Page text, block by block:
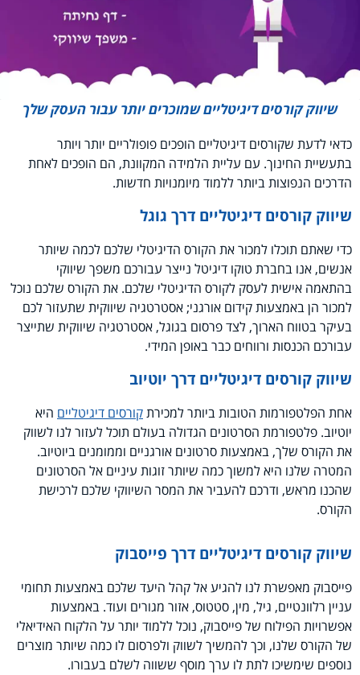
שיווק קורסים דיגיטליים שמוכרים יותר עבור העסק שלך
כדאי לדעת שקורסים דיגיטליים הופכים פופולריים יותר ויותר
בתעשיית החינוך. עם עליית הלמידה המקוונת, הם הופכים לאחת
הדרכים הנפוצות ביותר ללמוד מיומנויות חדשות.
שיווק קורסים דיגיטליים דרך גוגל
כדי שאתם תוכלו למכור את הקורס הדיגיטלי שלכם לכמה שיותר
אנשים, אנו בחברת טוקו דיגיטל נייצר עבורכם משפך שיווקי
בהתאמה אישית לעסק לקורס הדיגיטלי שלכם. את הקורס שלכם נוכל
למכור הן באמצעות קידום אורגני; אסטרטגיה שיווקית שתעזור לכם
בעיקר בטווח הארוך, לצד פרסום בגוגל, אסטרטגיה שיווקית שתייצר
עבורכם הכנסות ורווחים כבר באופן המידי.
שיווק קורסים דיגיטליים דרך יוטיוב
אחת הפלטפורמות הטובות ביותר למכירתקורסים דיגיטלייםהיא
יוטיוב. פלטפורמת הסרטונים הגדולה בעולם תוכל לעזור לנו לשווק
את הקורס שלך, באמצעות סרטונים אורגניים וממומנים ביוטיוב.
המטרה שלנו היא למשוך כמה שיותר זוגות עיניים אל הסרטונים
שהכנו מראש, ודרכם להעביר את המסר השיווקי שלכם לרכישת
הקורס.
שיווק קורסים דיגיטליים דרך פייסבוק
פייסבוק מאפשרת לנו להגיע אל קהל היעד שלכם באמצעות תחומי
עניין רלוונטיים, גיל, מין, סטטוס, אזור מגורים ועוד. באמצעות
אפשרויות הפילוח של פייסבוק, נוכל ללמוד יותר על הלקוח האידיאלי
של הקורס שלנו, וכך להמשיך לשווק ולפרסום לו כמה שיותר מוצרים
נוספים שימשיכו לתת לו ערך מוסף ששווה לשלם בעבורו.